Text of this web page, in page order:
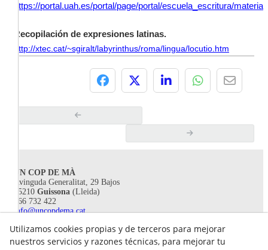
https://portal.uah.es/portal/page/portal/escuela_escritura/
Recopilación de expresiones latinas.
http://xtec.cat/~sgiralt/labyrinthus/roma/lingua/locutio.htm
UN COP DE MÀ
Avinguda Generalitat, 29 Bajos
25210 Guissona (Lleida)
666 732 422
info@uncopdema.cat
!SÍGUENOS!
Utilizamos cookies propias y de terceros para mejorar
nuestros servicios y razones técnicas, para mejorar tu